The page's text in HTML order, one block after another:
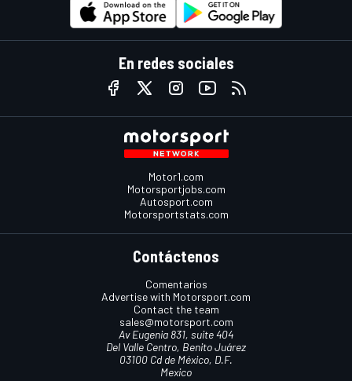
En redes sociales
Motor1.com
Motorsportjobs.com
Autosport.com
Motorsportstats.com
Contáctenos
Comentarios
Advertise with Motorsport.com
Contact the team
sales@motorsport.com
Av Eugenia 831, suite 404
Del Valle Centro, Benito Juárez
03100 Cd de México, D.F.
Mexico